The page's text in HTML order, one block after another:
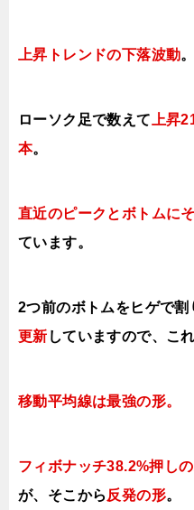
上昇トレンドの下落波動。
ローソク足で数えて 上昇
本。
直近のピークとボトムに
ています。
2つ前のボトムをヒゲで割
更新 していますので、こ
移動平均線は最強の形。
フィボナッチ38.2%押し
が、そこから 反発の形。